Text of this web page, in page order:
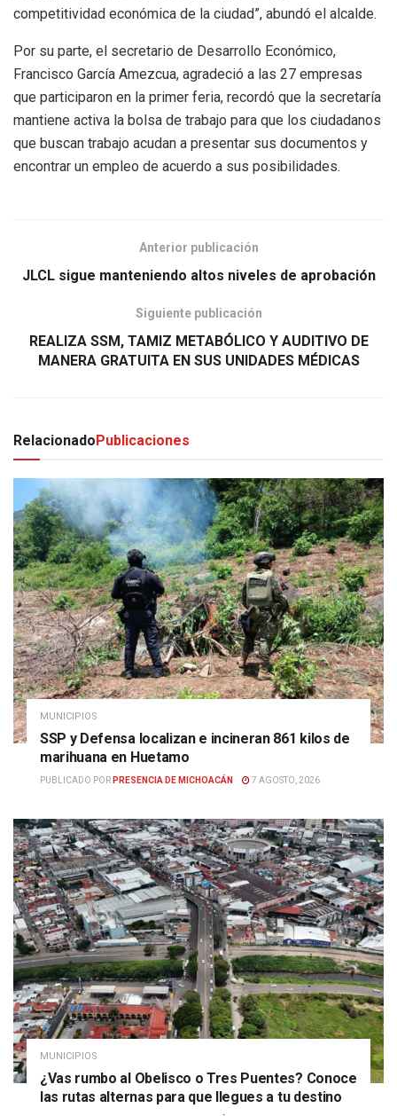
competitividad económica de la ciudad”, abundó el alcalde.
Por su parte, el secretario de Desarrollo Económico,
Francisco García Amezcua, agradeció a las 27 empresas
que participaron en la primer feria, recordó que la secretaría
mantiene activa la bolsa de trabajo para que los ciudadanos
que buscan trabajo acudan a presentar sus documentos y
encontrar un empleo de acuerdo a sus posibilidades.
Anterior publicación
JLCL sigue manteniendo altos niveles de aprobación
Siguiente publicación
REALIZA SSM, TAMIZ METABÓLICO Y AUDITIVO DE
MANERA GRATUITA EN SUS UNIDADES MÉDICAS
RelacionadoPublicaciones
MUNICIPIOS
SSP y Defensa localizan e incineran 861 kilos de
marihuana en Huetamo
PUBLICADO POR PRESENCIA DE MICHOACÁN 7 AGOSTO, 2026
MUNICIPIOS
¿Vas rumbo al Obelisco o Tres Puentes? Conoce
las rutas alternas para que llegues a tu destino